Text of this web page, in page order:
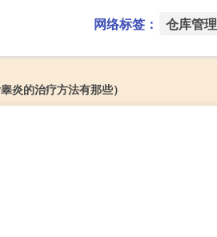
网络标签： 仓库管理
炎的治疗方法有那些）